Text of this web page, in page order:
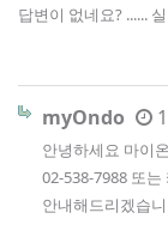
답변이 없네요? ......
myOndo
안녕하세요 마이
02-538-7988 또
안내해드리겠습